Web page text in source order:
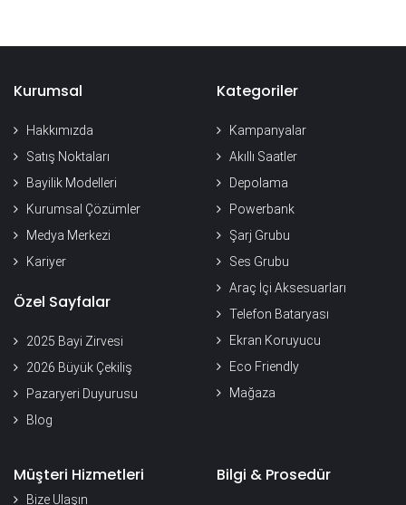
Kurumsal
Hakkımızda
Satış Noktaları
Bayilik Modelleri
Kurumsal Çözümler
Medya Merkezi
Kariyer
Özel Sayfalar
2025 Bayi Zirvesi
2026 Büyük Çekiliş
Pazaryeri Duyurusu
Blog
Kategoriler
Kampanyalar
Akıllı Saatler
Depolama
Powerbank
Şarj Grubu
Ses Grubu
Araç İçi Aksesuarları
Telefon Bataryası
Ekran Koruyucu
Eco Friendly
Mağaza
Müşteri Hizmetleri
Bize Ulaşın
Bilgi & Prosedür